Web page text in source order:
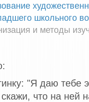
школьного
и методы
"Я даю тебе
что на ней